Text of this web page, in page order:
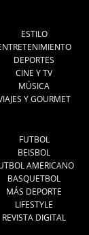
ESTILO
DEPORTES
CINE Y TV
MÚSICA
Y GOURMET
FUTBOL
BEISBOL
AMERICANO
BASQUETBOL
MÁS DEPORTE
LIFESTYLE
REVISTA DIGITAL